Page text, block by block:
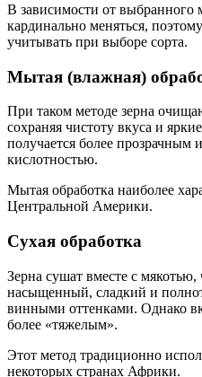
В зависимости от выбранного
кардинально меняться,
учитывать при выборе сорта.
Мытая (влажная)
При таком методе зерна
сохраняя чистоту вкуса и
получается более прозрачным
кислотностью.
Мытая обработка наиболее
Центральной Америки.
Сухая обработка
Зерна сушат вместе с мякотью,
насыщенный, сладкий и
винными оттенками. Однако
более «тяжелым».
Этот метод традиционно
некоторых странах Африки.